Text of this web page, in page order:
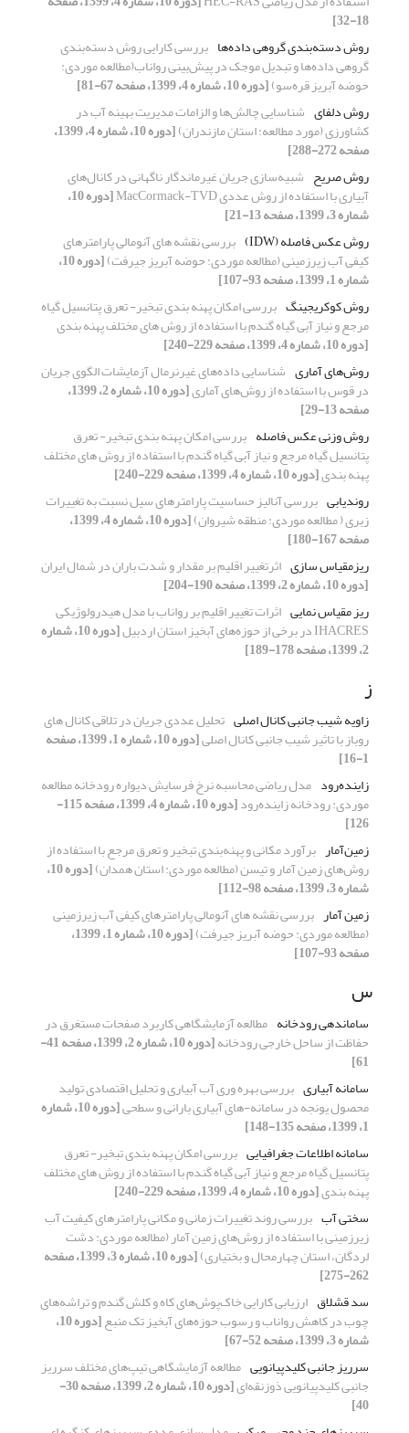
18-32]
روش دسته‌بندی گروهی داده‌ها بررسی کارایی روش دسته‌بندی
گروهی داده‌ها و تبدیل موجک در پیش‌بینی رواناب(مطالعه موردی:
حوضه آبریز قره‌سو)[دوره 10، شماره 4، 1399، صفحه 67-81]
روش دلفای شناسایی چالش‌ها و الزامات مدیریت بهینه آب در
کشاورزی (مورد مطالعه: استان مازندران) [دوره 10، شماره 4، 1399،
صفحه 272-288]
روش صریح شبیه‌سازی جریان غیرماندگار ناگهانی در کانال‌های
آبیاری با استفاده از روش عددی MacCormack-TVD [دوره 10،
شماره 3، 1399، صفحه 13-21]
روش عکس فاصله (IDW)
بررسی نقشه های آنومالی پارامترهای
کیفی آب زیرزمینی (مطالعه موردی: حوضه آبریز جیرفت) [دوره 10،
شماره 1، 1399، صفحه 93-107]
روش کوکریجینگ بررسی امکان پهنه بندی تبخیر- تعرق پتانسیل گیاه
مرجع و نیاز آبی گیاه گندم با استفاده از روش های مختلف پهنه بندی
[دوره 10، شماره 4، 1399، صفحه 229-240]
روش‌های آماری شناسایی داده‌های غیرنرمال آزمایشات الگوی جریان
در قوس با استفاده از روش‌های آماری [دوره 10، شماره 2، 1399،
صفحه 13-29]
روش وزنی عکس فاصله بررسی امکان پهنه بندی تبخیر- تعرق
پتانسیل گیاه مرجع و نیاز آبی گیاه گندم با استفاده از روش های مختلف
پهنه بندی[دوره 10، شماره 4، 1399، صفحه 229-240]
روندیابی بررسی آنالیز حساسیت پارامترهای سیل نسبت به تغییرات
زبری ( مطالعه موردی: منطقه شیروان) [دوره 10، شماره 4، 1399،
صفحه 167-180]
ریزمقیاس سازی اثرتغییر اقلیم بر مقدار و شدت باران در شمال ایران
[دوره 10، شماره 2، 1399، صفحه 190-204]
ریز مقیاس نمایی اثرات تغییر اقلیم بر رواناب با مدل هیدرولوژیکی
IHACRES در برخی از حوزه‌های آبخیز استان اردبیل [دوره 10، شماره
2، 1399، صفحه 178-189]
ز
زاویه شیب جانبی کانال اصلی تحلیل عددی جریان در تلاقی کانال های
روباز با تاثیر شیب جانبی کانال اصلی [دوره 10، شماره 1، 1399، صفحه
1-16]
زاینده‌رود مدل ریاضی محاسبه نرخ فرسایش دیواره رودخانه مطالعه
موردی: رودخانه زاینده‌رود [دوره 10، شماره 4، 1399، صفحه 115-
126]
زمین‌آمار برآورد مکانی و پهنه‌بندی تبخیر و تعرق مرجع با استفاده از
روش‌های زمین آمار و تیسن (مطالعه موردی: استان همدان) [دوره 10،
شماره 3، 1399، صفحه 98-112]
زمین آمار بررسی نقشه های آنومالی پارامترهای کیفی آب زیرزمینی
(مطالعه موردی: حوضه آبریز جیرفت) [دوره 10، شماره 1، 1399،
صفحه 93-107]
س
ساماندهی رودخانه مطالعه آزمایشگاهی کاربرد صفحات مستغرق در
حفاظت از ساحل خارجی رودخانه [دوره 10، شماره 2، 1399، صفحه 41-
61]
سامانه آبیاری بررسی بهره وری آب آبیاری و تحلیل اقتصادی تولید
محصول یونجه در سامانه-های آبیاری بارانی و سطحی [دوره 10، شماره
1، 1399، صفحه 135-148]
سامانه اطلاعات جغرافیایی بررسی امکان پهنه بندی تبخیر- تعرق
پتانسیل گیاه مرجع و نیاز آبی گیاه گندم با استفاده از روش های مختلف
پهنه بندی[دوره 10، شماره 4، 1399، صفحه 229-240]
سختی آب بررسی روند تغییرات زمانی و مکانی پارامترهای کیفیت آب
زیرزمینی با استفاده از روش‌های زمین آمار (مطالعه موردی: دشت
لردگان، استان چهارمحال و بختیاری) [دوره 10، شماره 3، 1399، صفحه
262-275]
سد قشلاق ارزیابی کارایی خاک‌پوش‌های کاه و کلش گندم و تراشه‌های
چوب در کاهش رواناب و رسوب حوزه‌های آبخیز تک منبع [دوره 10،
شماره 3، 1399، صفحه 52-67]
سرریز جانبی کلیدپیانویی مطالعه آزمایشگاهی تیپ‌های مختلف سرریز
جانبی کلیدپیانویی ذوزنقه‌ای [دوره 10، شماره 2، 1399، صفحه 30-
40]